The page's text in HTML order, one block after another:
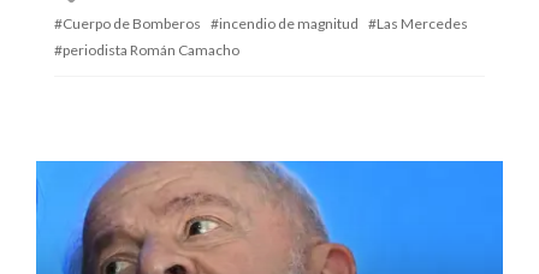
Cuerpo de Bomberos
incendio de magnitud
Las Mercedes
periodista Román Camacho